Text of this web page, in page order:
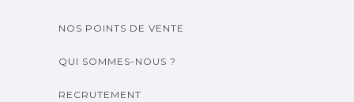
NOS POINTS DE VENTE
QUI SOMMES-NOUS ?
RECRUTEMENT